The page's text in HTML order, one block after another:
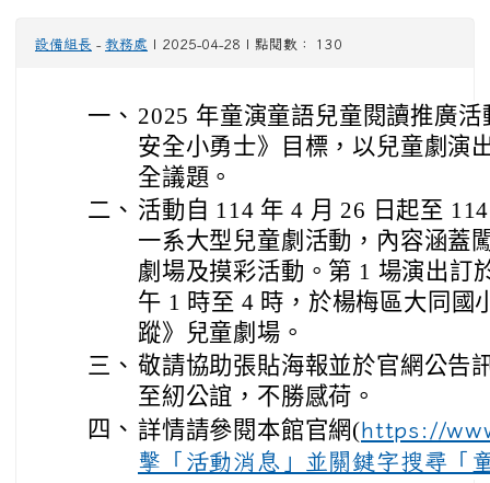
設備組長 - 教務處 | 2025-04-28 | 點閱數： 130
一、 2025 年童演童語兒童閱讀推廣
安全小勇士》目標，以兒童劇演
全議題。
二、 活動自 114 年 4 月 26 日起至
一系大型兒童劇活動，內容涵蓋
劇場及摸彩活動。第 1 場演出訂
午 1 時至 4 時，於楊梅區大同國
蹤》兒童劇場。
三、 敬請協助張貼海報並於官網公告
至紉公誼，不勝感荷。
四、 詳情請參閱本館官網(https://
擊「活動消息」並關鍵字搜尋「